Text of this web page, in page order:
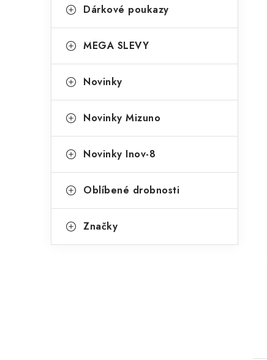
Dárkové poukazy
MEGA SLEVY
Novinky
Novinky Mizuno
Novinky Inov-8
Oblíbené drobnosti
Značky